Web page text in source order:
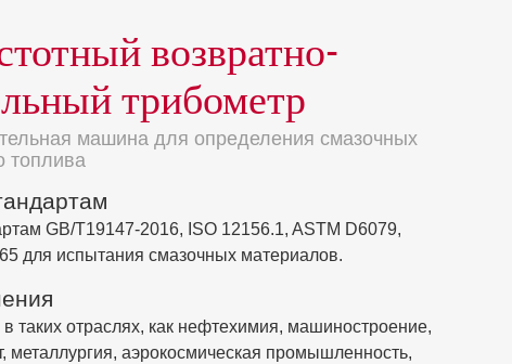
возвратно-
трибометр
машина для определения смазочных
топлива
GB/T19147-2016, ISO 12156.1, ASTM D6079,
для испытания смазочных материалов.
в таких отраслях, как нефтехимия, машиностроение,
металлургия, аэрокосмическая промышленность,